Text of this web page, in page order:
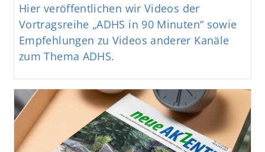
Hier veröffentlichen wir Videos der
Vortragsreihe „ADHS in 90 Minuten“ sowie
Empfehlungen zu Videos anderer Kanäle
zum Thema ADHS.